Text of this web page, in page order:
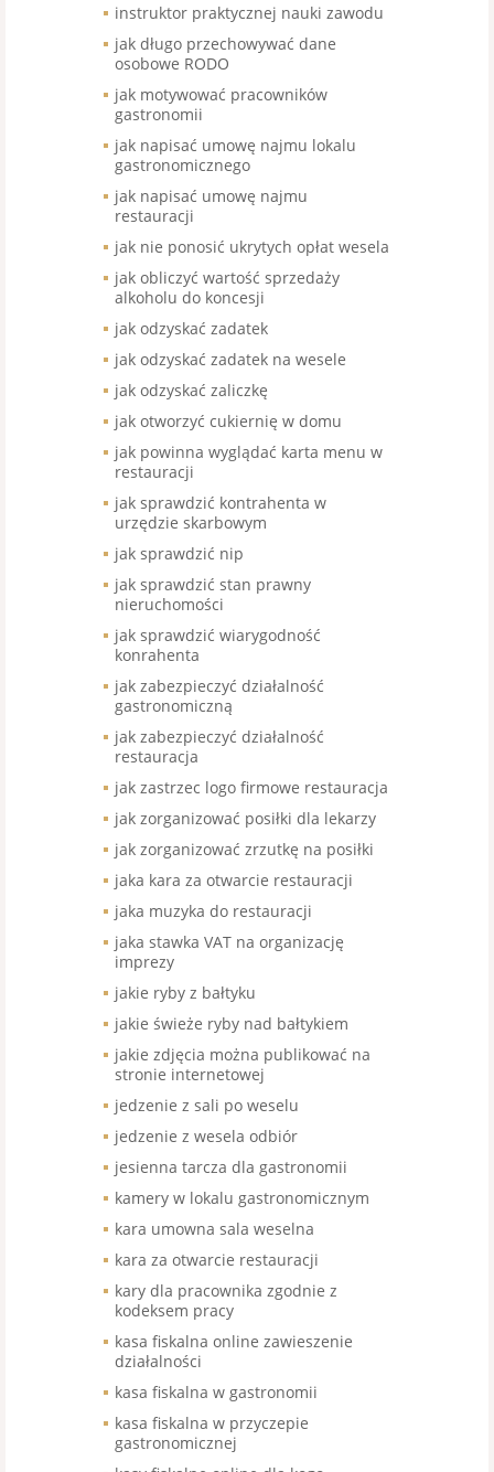
instruktor praktycznej nauki zawodu
jak długo przechowywać dane
osobowe RODO
jak motywować pracowników
gastronomii
jak napisać umowę najmu lokalu
gastronomicznego
jak napisać umowę najmu
restauracji
jak nie ponosić ukrytych opłat wesela
jak obliczyć wartość sprzedaży
alkoholu do koncesji
jak odzyskać zadatek
jak odzyskać zadatek na wesele
jak odzyskać zaliczkę
jak otworzyć cukiernię w domu
jak powinna wyglądać karta menu w
restauracji
jak sprawdzić kontrahenta w
urzędzie skarbowym
jak sprawdzić nip
jak sprawdzić stan prawny
nieruchomości
jak sprawdzić wiarygodność
konrahenta
jak zabezpieczyć działalność
gastronomiczną
jak zabezpieczyć działalność
restauracja
jak zastrzec logo firmowe restauracja
jak zorganizować posiłki dla lekarzy
jak zorganizować zrzutkę na posiłki
jaka kara za otwarcie restauracji
jaka muzyka do restauracji
jaka stawka VAT na organizację
imprezy
jakie ryby z bałtyku
jakie świeże ryby nad bałtykiem
jakie zdjęcia można publikować na
stronie internetowej
jedzenie z sali po weselu
jedzenie z wesela odbiór
jesienna tarcza dla gastronomii
kamery w lokalu gastronomicznym
kara umowna sala weselna
kara za otwarcie restauracji
kary dla pracownika zgodnie z
kodeksem pracy
kasa fiskalna online zawieszenie
działalności
kasa fiskalna w gastronomii
kasa fiskalna w przyczepie
gastronomicznej